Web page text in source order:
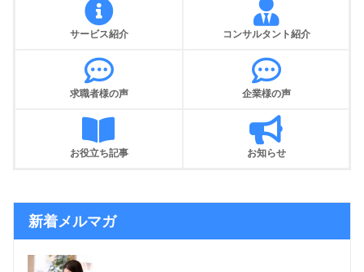
サービス紹介 コンサルタント紹介
求職者様の声 企業様の声
お役立ち記事 お知らせ
新着メルマガ